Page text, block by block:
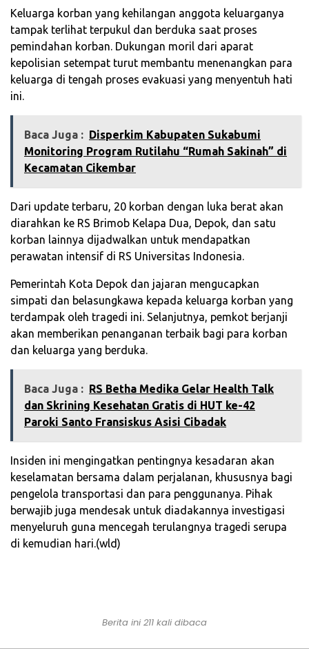
Keluarga korban yang kehilangan anggota keluarganya
tampak terlihat terpukul dan berduka saat proses
pemindahan korban. Dukungan moril dari aparat
kepolisian setempat turut membantu menenangkan para
keluarga di tengah proses evakuasi yang menyentuh hati
ini.
Baca Juga : Disperkim Kabupaten Sukabumi
Monitoring Program Rutilahu “Rumah Sakinah” di
Kecamatan Cikembar
Dari update terbaru, 20 korban dengan luka berat akan
diarahkan ke RS Brimob Kelapa Dua, Depok, dan satu
korban lainnya dijadwalkan untuk mendapatkan
perawatan intensif di RS Universitas Indonesia.
Pemerintah Kota Depok dan jajaran mengucapkan
simpati dan belasungkawa kepada keluarga korban yang
terdampak oleh tragedi ini. Selanjutnya, pemkot berjanji
akan memberikan penanganan terbaik bagi para korban
dan keluarga yang berduka.
Baca Juga : ‎RS Betha Medika Gelar Health Talk
dan Skrining Kesehatan Gratis di HUT ke-42
Paroki Santo Fransiskus Asisi Cibadak‎
Insiden ini mengingatkan pentingnya kesadaran akan
keselamatan bersama dalam perjalanan, khususnya bagi
pengelola transportasi dan para penggunanya. Pihak
berwajib juga mendesak untuk diadakannya investigasi
menyeluruh guna mencegah terulangnya tragedi serupa
di kemudian hari.(wld)
Berita ini 211 kali dibaca